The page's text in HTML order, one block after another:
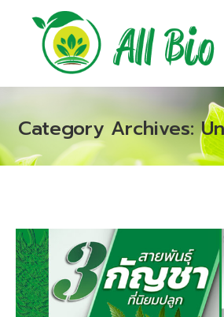
Category Archives:
You